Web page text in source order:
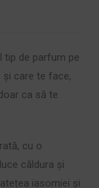
tip de parfum pe
și care te face,
ca să te
cu o
căldura și
iasomiei și